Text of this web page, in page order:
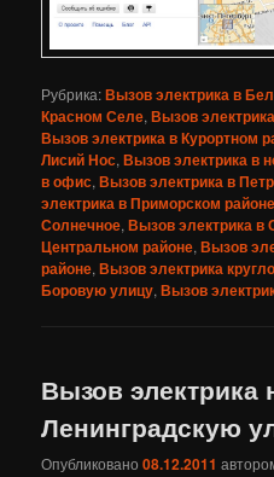
Рубрика:Вызов электрика в
Красном Селе,Вызов
Вызов электрика в Курортном
Лисий Нос,Вызов электрика в
в офис,Вызов электрика в
электрика в Приморском районе
Солнечное,Вызов электрика в
Центральном районе,Вызов
районе,Вызов электрика
Боровую улицу,Вызов
Вызов электрика
Ленинградскую
Опубликовано08.12.2011